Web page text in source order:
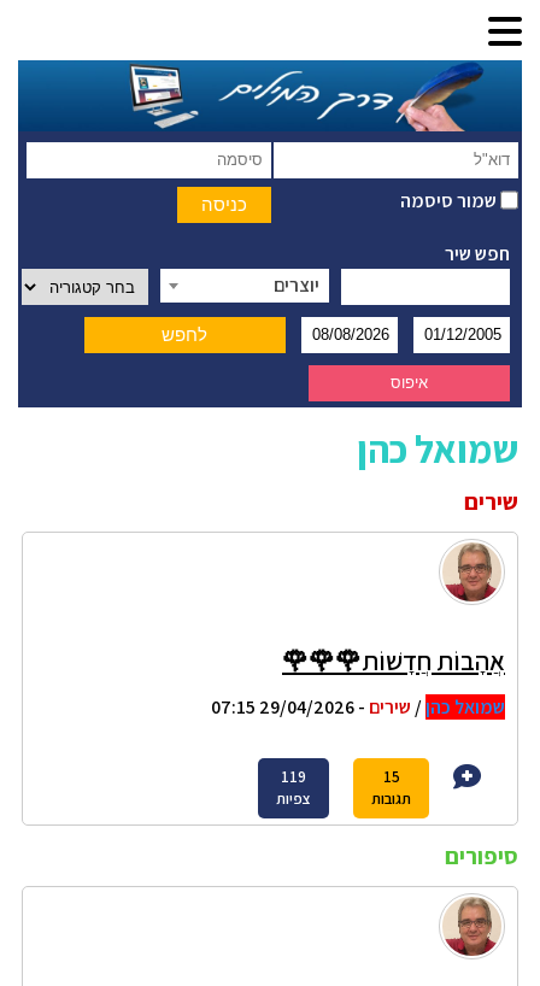
שמור סיסמה
חפש שיר
יוצרים
שמואל כהן
שירים
אֲהָבוֹת חֲדָשׁוֹת🌹🌹🌹
שמואל כהן/ שירים - 29/04/2026 07:15
15
תגובות
119
צפיות
סיפורים